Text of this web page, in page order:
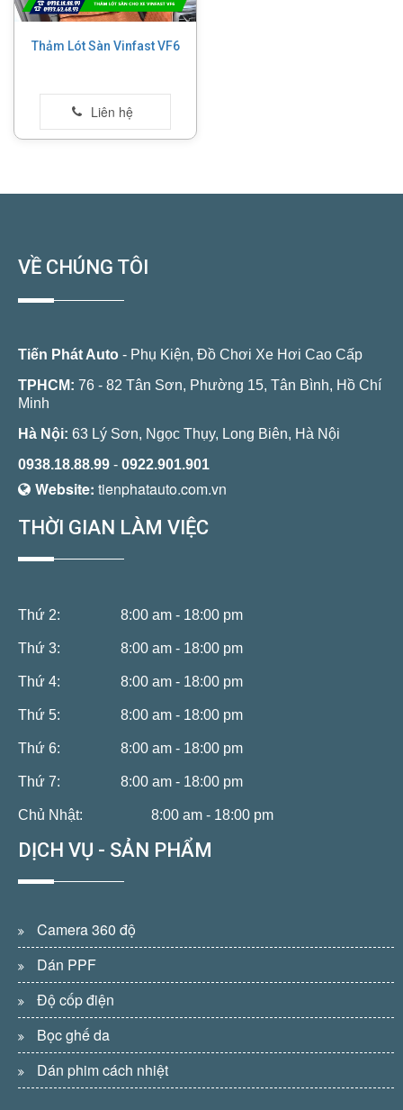
Thảm Lót Sàn Vinfast VF6
VỀ CHÚNG TÔI
Tiến Phát Auto - Phụ Kiện, Đồ Chơi Xe Hơi Cao Cấp
TPHCM: 76 - 82 Tân Sơn, Phường 15, Tân Bình, Hồ Chí
Minh
Hà Nội: 63 Lý Sơn, Ngọc Thụy, Long Biên, Hà Nội
0938.18.88.99 - 0922.901.901
Website: tienphatauto.com.vn
THỜI GIAN LÀM VIỆC
Thứ 2: 8:00 am - 18:00 pm
Thứ 3: 8:00 am - 18:00 pm
Thứ 4: 8:00 am - 18:00 pm
Thứ 5: 8:00 am - 18:00 pm
Thứ 6: 8:00 am - 18:00 pm
Thứ 7: 8:00 am - 18:00 pm
Chủ Nhật: 8:00 am - 18:00 pm
DỊCH VỤ - SẢN PHẨM
Camera 360 độ
Dán PPF
Độ cốp điện
Bọc ghế da
Dán phim cách nhiệt